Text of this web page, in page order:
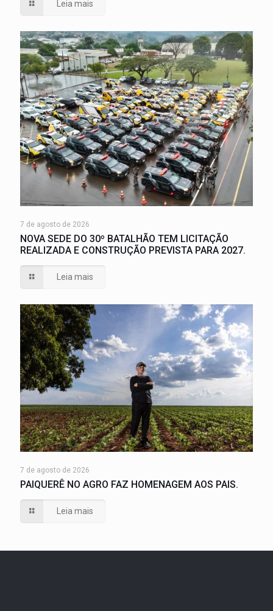
Leia mais
7 de agosto de 2026
NOVA SEDE DO 30º BATALHÃO TEM LICITAÇÃO
REALIZADA E CONSTRUÇÃO PREVISTA PARA 2027.
Leia mais
7 de agosto de 2026
PAIQUERÊ NO AGRO FAZ HOMENAGEM AOS PAIS.
Leia mais